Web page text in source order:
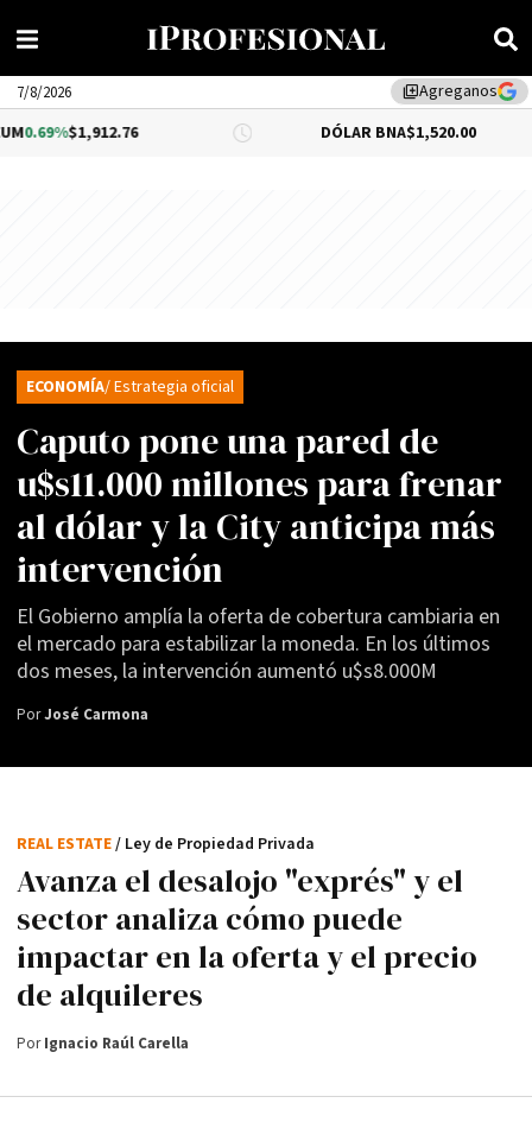
library_addAgreganos
7/8/2026
$1,912.76 DÓLAR BNA$1,520.00
Caputo pone una pared de
u$s11.000 millones para frenar
al dólar y la City anticipa más
intervención
El Gobierno amplía la oferta de cobertura cambiaria en
el mercado para estabilizar la moneda. En los últimos
dos meses, la intervención aumentó u$s8.000M
ECONOMÍA/ Estrategia oficial
PorJosé Carmona
Avanza el desalojo "exprés" y el
sector analiza cómo puede
impactar en la oferta y el precio
de alquileres
REAL ESTATE/ Ley de Propiedad Privada
PorIgnacio Raúl Carella